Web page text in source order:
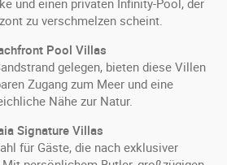
und einen privaten Infinity-Pool, der
zu verschmelzen scheint.
Pool Villas
gelegen, bieten diese Villen
Zugang zum Meer und eine
Nähe zur Natur.
Signature Villas
für Gäste, die nach exklusiver